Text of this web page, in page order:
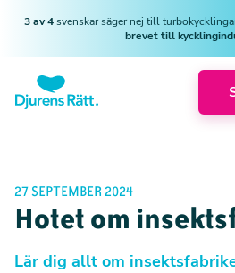
3 av 4svenskar säger nej till
brevet till
27 SEPTEMBER 2024
Hotet om
Lär dig allt om